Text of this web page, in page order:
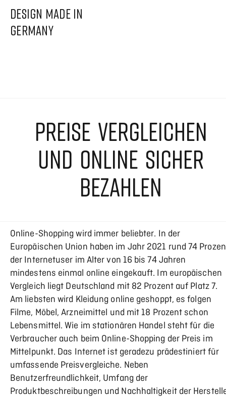
DESIGN MADE IN
GERMANY
PREISE VERGLEICHEN
UND ONLINE SICHER
BEZAHLEN
Online-Shopping wird immer beliebter. In der
Europäischen Union haben im Jahr 2021 rund 74
der Internetuser im Alter von 16 bis 74 Jahren
mindestens einmal online eingekauft. Im europäischen
Vergleich liegt Deutschland mit 82 Prozent auf Platz 7.
Am liebsten wird Kleidung online geshoppt, es folgen
Filme, Möbel, Arzneimittel und mit 18 Prozent schon
Lebensmittel. Wie im stationären Handel steht für die
Verbraucher auch beim Online-Shopping der Preis im
Mittelpunkt. Das Internet ist geradezu prädestiniert für
umfassende Preisvergleiche. Neben
Benutzerfreundlichkeit, Umfang der
Produktbeschreibungen und Nachhaltigkeit der